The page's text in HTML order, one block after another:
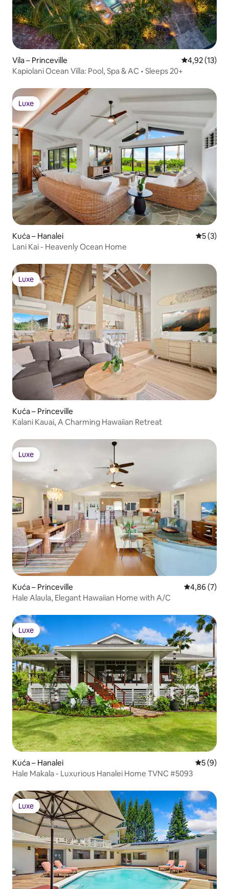
Vila – Princeville Prosječna
4,92 (13)
Kapiolani Ocean Villa: Pool, Spa & AC • Sleeps 20+
Luxe
Luxe
Kuća – Hanalei
5 (3)
Lani Kai - Heavenly Ocean Home
Luxe
Luxe
Kuća – Princeville
Kalani Kauai, A Charming Hawaiian Retreat
Luxe
Luxe
Kuća – Princeville Prosječna
4,86 (7)
Hale Alaula, Elegant Hawaiian Home with A/C
Luxe
Luxe
Kuća – Hanalei
5 (9)
Hale Makala - Luxurious Hanalei Home TVNC #5093
Luxe
Luxe